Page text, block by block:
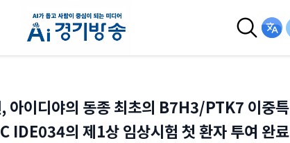
아이디야의 동종 최초의 B7H3/PTK7 이중특
IDE034의 제1상 임상시험 첫 환자 투여 완료